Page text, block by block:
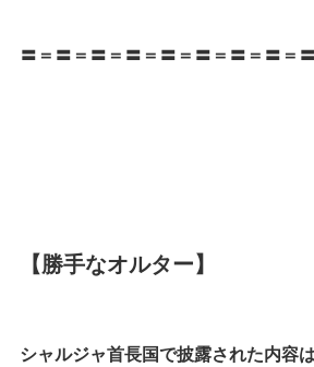
〓＝〓＝〓＝〓＝〓＝〓＝〓＝〓＝
【勝手なオルター】
シャルジャ首長国で披露された内容は